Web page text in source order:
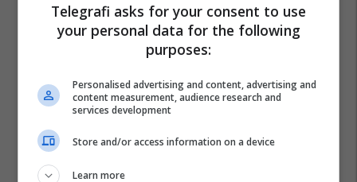
Telegrafi asks for your consent to use
your personal data for the following
purposes:
Personalised advertising and content, advertising and
content measurement, audience research and
services development
Store and/or access information on a device
Learn more